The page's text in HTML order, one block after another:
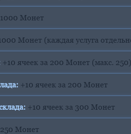
1000 Монет
Монет (каждая услуга
+10 ячеек за 200 Монет (макс. 250)
+10 ячеек за 200 Монет
+10 ячеек за 300 Монет
250 Монет